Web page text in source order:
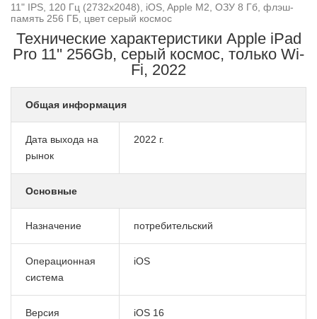
11" IPS, 120 Гц (2732x2048), iOS, Apple M2, ОЗУ 8 Гб, флэш-
память 256 ГБ, цвет серый космос
Технические характеристики Apple iPad
Pro 11'' 256Gb, серый космос, только Wi-
Fi, 2022
Общая информация
Дата выхода на
рынок
2022 г.
Основные
Назначение потребительский
Операционная
система
iOS
Версия
iOS 16